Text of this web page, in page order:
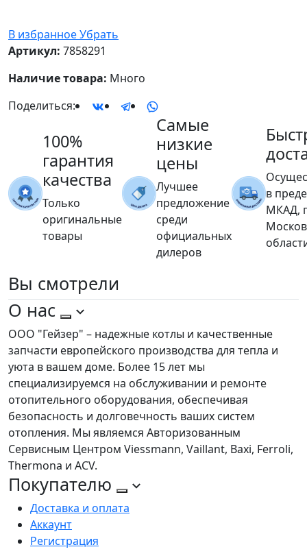
В избранноеУбрать
Артикул: 7858291
Наличие товара: Много
Поделиться:
100%
гарантия
качества
Только
оригинальные
товары
Самые
низкие
цены
Лучшее
предложение
среди
официальных
дилеров
в
МКАД,
Вы смотрели
О нас
ООО "Гейзер" – надежные котлы и качественные
запчасти европейского производства для тепла и
уюта в вашем доме. Более 15 лет мы
специализируемся на обслуживании и ремонте
отопительного оборудования, обеспечивая
безопасность и долговечность ваших систем
отопления. Мы являемся Авторизованным
Сервисным Центром Viessmann, Vaillant, Baxi, Ferroli,
Thermona и ACV.
Покупателю
Доставка и оплата
Аккаунт
Регистрация